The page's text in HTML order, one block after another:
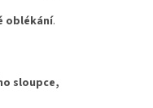
oblékání.
sloupce,